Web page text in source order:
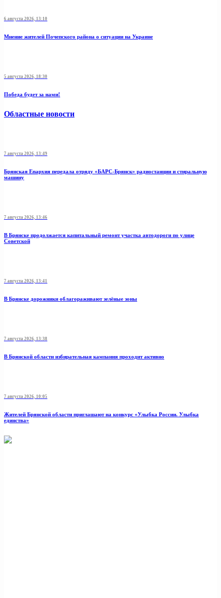
6 августа 2026, 13:10
Мнение жителей Почепского района о ситуации на Украине
5 августа 2026, 18:30
Победа будет за нами!
Областные новости
7 августа 2026, 13:49
Брянская Епархия передала отряду «БАРС-Брянск» радиостанции и стиральную
машину
7 августа 2026, 13:46
В Брянске продолжается капитальный ремонт участка автодороги по улице
Советской
7 августа 2026, 13:41
В Брянске дорожники облагораживают зелёные зоны
7 августа 2026, 13:38
В Брянской области избирательная кампания проходит активно
7 августа 2026, 10:05
Жителей Брянской области приглашают на конкурс «Улыбка России. Улыбка
единства»